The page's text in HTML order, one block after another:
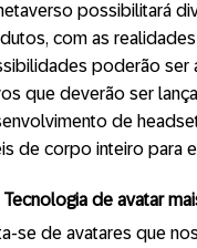
possibilitará
com as
poderão ser
que deverão ser
de
de corpo inteiro para
de avatar
se de avatares que